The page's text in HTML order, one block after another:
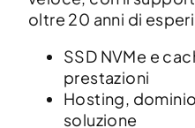
oltre 20 anni di
SSD NVMe e
prestazioni
Hosting,
soluzione